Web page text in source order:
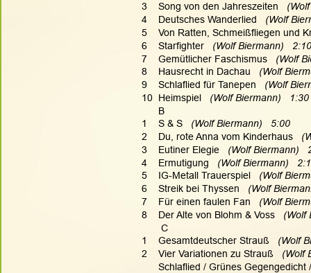
3    Song von den Jahreszeiten
4    Deutsches Wanderlied
(Wolf
5    Von Ratten, Schmeißfliegen und
6    Starfighter
   (Wolf Biermann)   2:10
7    Gemütlicher Faschismus
(Wolf
8    Hausrecht in Dachau
(Wolf
9    Schlaflied für Tanepen
(Wolf
10  Heimspiel
   (Wolf Biermann)   1:30
      B
1    S & S
   (Wolf Biermann)   5:00
2    Du, rote Anna vom Kinderhaus
3    Eutiner Elegie
(Wolf Biermann)
4    Ermutigung
(Wolf Biermann)
5    IG-Metall Trauerspiel
(Wolf
6    Streik bei Thyssen
(Wolf
7    Für einen faulen Fan
(Wolf
8    Der Alte von Blohm & Voss
       C
1    Gesamtdeutscher Strauß
(Wolf
2    Vier Variationen zu Strauß
(Wolf
Schlaflied / Grünes